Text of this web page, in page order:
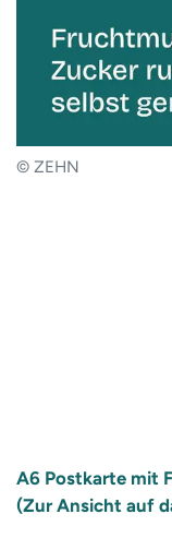
© ZEHN
A6 Postkarte mit
(Zur Ansicht auf